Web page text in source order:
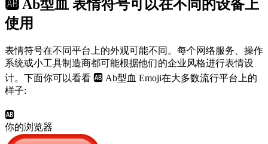
🆎 Ab型血 表情符号可以在不同的设备上
使用
表情符号在不同平台上的外观可能不同。每个网络服务、操作
系统或小工具制造商都可能根据他们的企业风格进行表情设
计。下面你可以看看 🆎 Ab型血 Emoji在大多数流行平台上的
样子:
🆎
你的浏览器